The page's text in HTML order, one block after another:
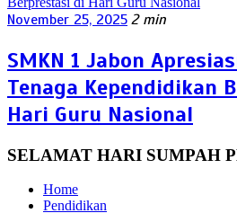
November 25, 2025 2 min
SMKN 1 Jabon
Tenaga Kependidikan
Hari Guru Nasional
SELAMAT HARI SUMPAH
Home
Pendidikan